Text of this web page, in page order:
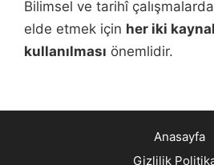
Bilimsel ve tarihî
elde etmek için her iki
kullanılması önemlidir.
Anasayfa
Gizlilik